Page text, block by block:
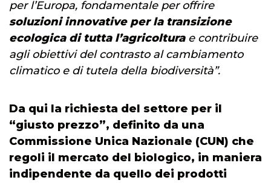
per l’Europa, fondamentale per offrire
soluzioni innovative per la transizione
ecologica di tutta l’agricoltura e contribuire
agli obiettivi del contrasto al cambiamento
climatico e di tutela della biodiversità”.
Da qui la richiesta del settore per il
“giusto prezzo”, definito da una
Commissione Unica Nazionale (CUN) che
regoli il mercato del biologico, in maniera
indipendente da quello dei prodotti